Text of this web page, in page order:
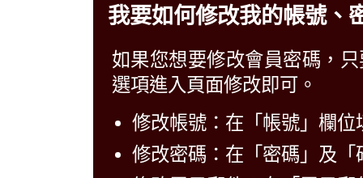
我要如何修改我的帳號、
如果您想要修改會員密碼，
選項進入頁面修改即可。
修改帳號：在「帳號」欄
修改密碼：在「密碼」及